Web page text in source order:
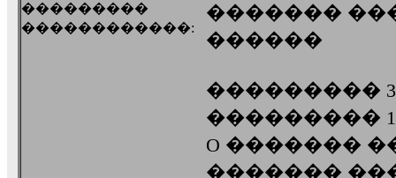
���������
������������:
�������
������
���������
���������
O �������
�������